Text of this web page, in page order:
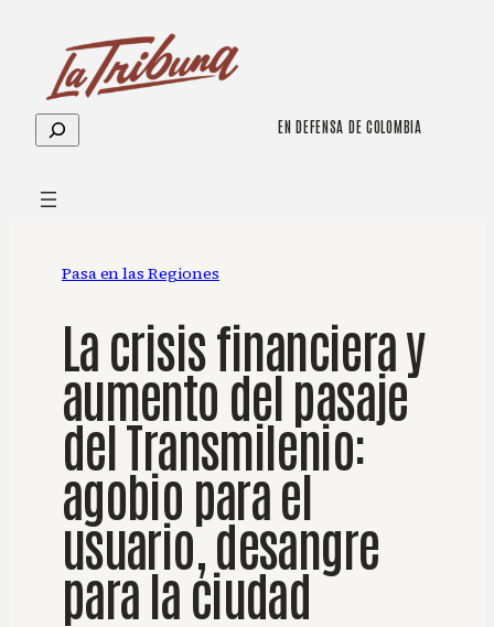
contenido
Buscar EN DEFENSA DE COLOMBIA
Pasa en las Regiones
La crisis financiera y
aumento del pasaje
del Transmilenio:
agobio para el
usuario, desangre
para la ciudad